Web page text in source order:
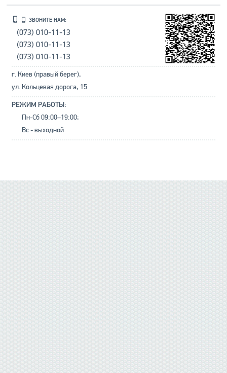
ЗВОНИТЕ НАМ:
(073) 010-11-13
(073) 010-11-13
(073) 010-11-13
г. Киев (правый берег),
ул. Кольцевая дорога, 15
РЕЖИМ РАБОТЫ:
Пн-Сб 09:00–19:00;
Вс - выходной